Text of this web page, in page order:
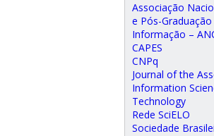
Associação
e Pós-
Informação –
CAPES
CNPq
Journal of the
Information
Technology
Rede SciELO
Sociedade